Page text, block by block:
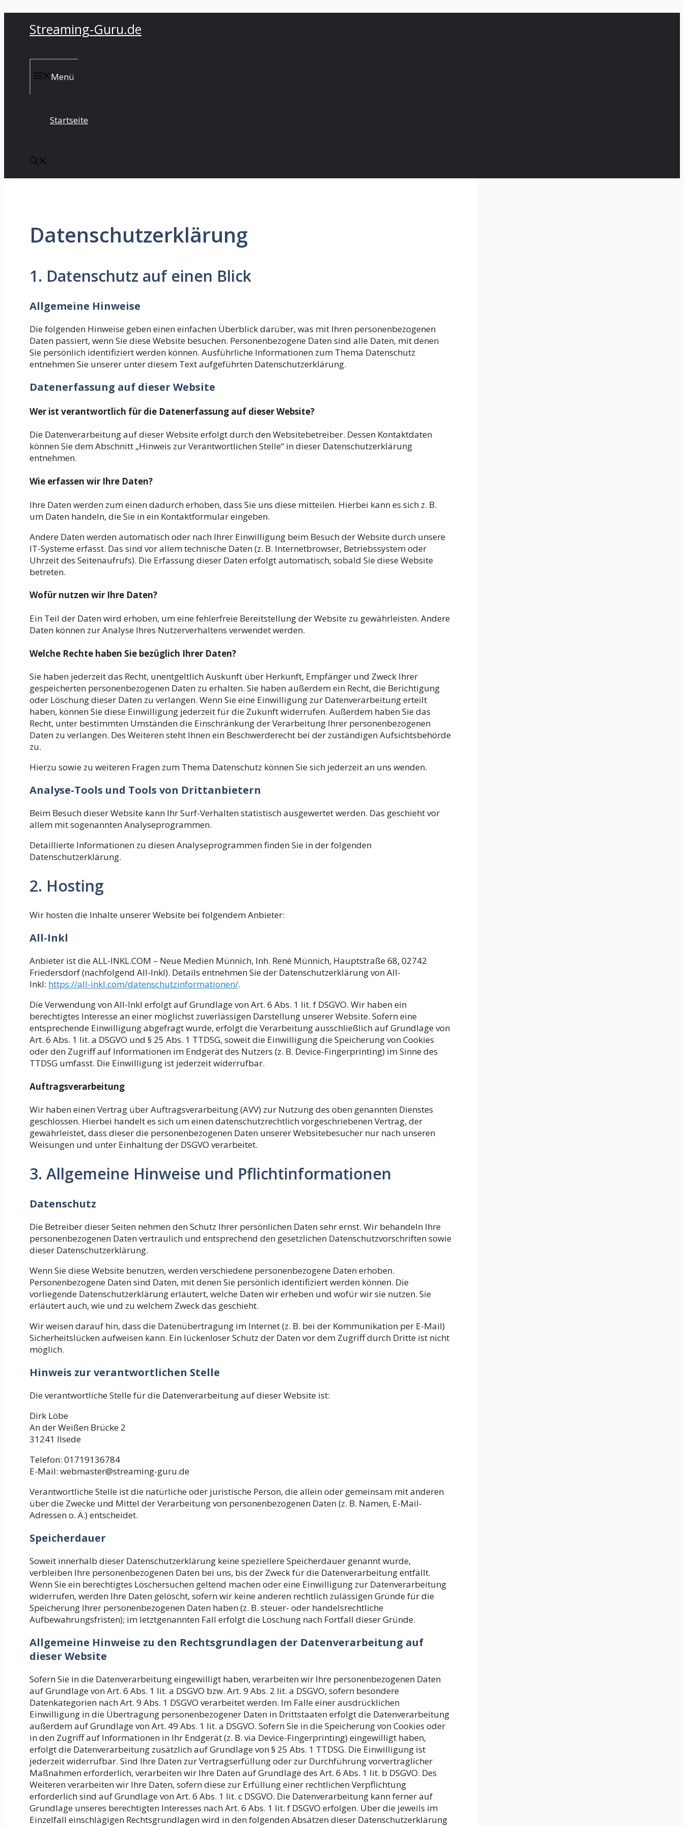
Streaming-Guru.de
Menü
Startseite
Datenschutzerklärung
1. Datenschutz auf einen Blick
Allgemeine Hinweise
Die folgenden Hinweise geben einen einfachen Überblick darüber, was mit Ihren personenbezogenen
Daten passiert, wenn Sie diese Website besuchen. Personenbezogene Daten sind alle Daten, mit denen
Sie persönlich identifiziert werden können. Ausführliche Informationen zum Thema Datenschutz
entnehmen Sie unserer unter diesem Text aufgeführten Datenschutzerklärung.
Datenerfassung auf dieser Website
Wer ist verantwortlich für die Datenerfassung auf dieser Website?
Die Datenverarbeitung auf dieser Website erfolgt durch den Websitebetreiber. Dessen Kontaktdaten
können Sie dem Abschnitt „Hinweis zur Verantwortlichen Stelle“ in dieser Datenschutzerklärung
entnehmen.
Wie erfassen wir Ihre Daten?
Ihre Daten werden zum einen dadurch erhoben, dass Sie uns diese mitteilen. Hierbei kann es sich z. B.
um Daten handeln, die Sie in ein Kontaktformular eingeben.
Andere Daten werden automatisch oder nach Ihrer Einwilligung beim Besuch der Website durch unsere
IT-Systeme erfasst. Das sind vor allem technische Daten (z. B. Internetbrowser, Betriebssystem oder
Uhrzeit des Seitenaufrufs). Die Erfassung dieser Daten erfolgt automatisch, sobald Sie diese Website
betreten.
Wofür nutzen wir Ihre Daten?
Ein Teil der Daten wird erhoben, um eine fehlerfreie Bereitstellung der Website zu gewährleisten. Andere
Daten können zur Analyse Ihres Nutzerverhaltens verwendet werden.
Welche Rechte haben Sie bezüglich Ihrer Daten?
Sie haben jederzeit das Recht, unentgeltlich Auskunft über Herkunft, Empfänger und Zweck Ihrer
gespeicherten personenbezogenen Daten zu erhalten. Sie haben außerdem ein Recht, die Berichtigung
oder Löschung dieser Daten zu verlangen. Wenn Sie eine Einwilligung zur Datenverarbeitung erteilt
haben, können Sie diese Einwilligung jederzeit für die Zukunft widerrufen. Außerdem haben Sie das
Recht, unter bestimmten Umständen die Einschränkung der Verarbeitung Ihrer personenbezogenen
Daten zu verlangen. Des Weiteren steht Ihnen ein Beschwerderecht bei der zuständigen Aufsichtsbehörde
zu.
Hierzu sowie zu weiteren Fragen zum Thema Datenschutz können Sie sich jederzeit an uns wenden.
Analyse-Tools und Tools von Dritt­anbietern
Beim Besuch dieser Website kann Ihr Surf-Verhalten statistisch ausgewertet werden. Das geschieht vor
allem mit sogenannten Analyseprogrammen.
Detaillierte Informationen zu diesen Analyseprogrammen finden Sie in der folgenden
Datenschutzerklärung.
2. Hosting
Wir hosten die Inhalte unserer Website bei folgendem Anbieter:
All-Inkl
Anbieter ist die ALL-INKL.COM – Neue Medien Münnich, Inh. René Münnich, Hauptstraße 68, 02742
Friedersdorf (nachfolgend All-Inkl). Details entnehmen Sie der Datenschutzerklärung von All-
Inkl: https://all-inkl.com/datenschutzinformationen/.
Die Verwendung von All-Inkl erfolgt auf Grundlage von Art. 6 Abs. 1 lit. f DSGVO. Wir haben ein
berechtigtes Interesse an einer möglichst zuverlässigen Darstellung unserer Website. Sofern eine
entsprechende Einwilligung abgefragt wurde, erfolgt die Verarbeitung ausschließlich auf Grundlage von
Art. 6 Abs. 1 lit. a DSGVO und § 25 Abs. 1 TTDSG, soweit die Einwilligung die Speicherung von Cookies
oder den Zugriff auf Informationen im Endgerät des Nutzers (z. B. Device-Fingerprinting) im Sinne des
TTDSG umfasst. Die Einwilligung ist jederzeit widerrufbar.
Auftragsverarbeitung
Wir haben einen Vertrag über Auftragsverarbeitung (AVV) zur Nutzung des oben genannten Dienstes
geschlossen. Hierbei handelt es sich um einen datenschutzrechtlich vorgeschriebenen Vertrag, der
gewährleistet, dass dieser die personenbezogenen Daten unserer Websitebesucher nur nach unseren
Weisungen und unter Einhaltung der DSGVO verarbeitet.
3. Allgemeine Hinweise und Pflicht­informationen
Datenschutz
Die Betreiber dieser Seiten nehmen den Schutz Ihrer persönlichen Daten sehr ernst. Wir behandeln Ihre
personenbezogenen Daten vertraulich und entsprechend den gesetzlichen Datenschutzvorschriften sowie
dieser Datenschutzerklärung.
Wenn Sie diese Website benutzen, werden verschiedene personenbezogene Daten erhoben.
Personenbezogene Daten sind Daten, mit denen Sie persönlich identifiziert werden können. Die
vorliegende Datenschutzerklärung erläutert, welche Daten wir erheben und wofür wir sie nutzen. Sie
erläutert auch, wie und zu welchem Zweck das geschieht.
Wir weisen darauf hin, dass die Datenübertragung im Internet (z. B. bei der Kommunikation per E-Mail)
Sicherheitslücken aufweisen kann. Ein lückenloser Schutz der Daten vor dem Zugriff durch Dritte ist nicht
möglich.
Hinweis zur verantwortlichen Stelle
Die verantwortliche Stelle für die Datenverarbeitung auf dieser Website ist:
Dirk Löbe
An der Weißen Brücke 2
31241 Ilsede
Telefon: 01719136784
E-Mail: webmaster@streaming-guru.de
Verantwortliche Stelle ist die natürliche oder juristische Person, die allein oder gemeinsam mit anderen
über die Zwecke und Mittel der Verarbeitung von personenbezogenen Daten (z. B. Namen, E-Mail-
Adressen o. Ä.) entscheidet.
Speicherdauer
Soweit innerhalb dieser Datenschutzerklärung keine speziellere Speicherdauer genannt wurde,
verbleiben Ihre personenbezogenen Daten bei uns, bis der Zweck für die Datenverarbeitung entfällt.
Wenn Sie ein berechtigtes Löschersuchen geltend machen oder eine Einwilligung zur Datenverarbeitung
widerrufen, werden Ihre Daten gelöscht, sofern wir keine anderen rechtlich zulässigen Gründe für die
Speicherung Ihrer personenbezogenen Daten haben (z. B. steuer- oder handelsrechtliche
Aufbewahrungsfristen); im letztgenannten Fall erfolgt die Löschung nach Fortfall dieser Gründe.
Allgemeine Hinweise zu den Rechtsgrundlagen der Datenverarbeitung auf
dieser Website
Sofern Sie in die Datenverarbeitung eingewilligt haben, verarbeiten wir Ihre personenbezogenen Daten
auf Grundlage von Art. 6 Abs. 1 lit. a DSGVO bzw. Art. 9 Abs. 2 lit. a DSGVO, sofern besondere
Datenkategorien nach Art. 9 Abs. 1 DSGVO verarbeitet werden. Im Falle einer ausdrücklichen
Einwilligung in die Übertragung personenbezogener Daten in Drittstaaten erfolgt die Datenverarbeitung
außerdem auf Grundlage von Art. 49 Abs. 1 lit. a DSGVO. Sofern Sie in die Speicherung von Cookies oder
in den Zugriff auf Informationen in Ihr Endgerät (z. B. via Device-Fingerprinting) eingewilligt haben,
erfolgt die Datenverarbeitung zusätzlich auf Grundlage von § 25 Abs. 1 TTDSG. Die Einwilligung ist
jederzeit widerrufbar. Sind Ihre Daten zur Vertragserfüllung oder zur Durchführung vorvertraglicher
Maßnahmen erforderlich, verarbeiten wir Ihre Daten auf Grundlage des Art. 6 Abs. 1 lit. b DSGVO. Des
Weiteren verarbeiten wir Ihre Daten, sofern diese zur Erfüllung einer rechtlichen Verpflichtung
erforderlich sind auf Grundlage von Art. 6 Abs. 1 lit. c DSGVO. Die Datenverarbeitung kann ferner auf
Grundlage unseres berechtigten Interesses nach Art. 6 Abs. 1 lit. f DSGVO erfolgen. Über die jeweils im
Einzelfall einschlägigen Rechtsgrundlagen wird in den folgenden Absätzen dieser Datenschutzerklärung